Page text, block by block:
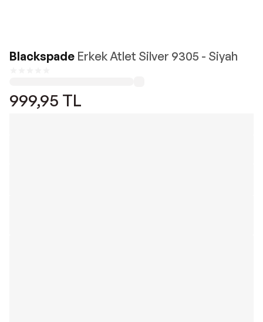
Blackspade Erkek Atlet Silver 9305 - Siyah
999,95 TL